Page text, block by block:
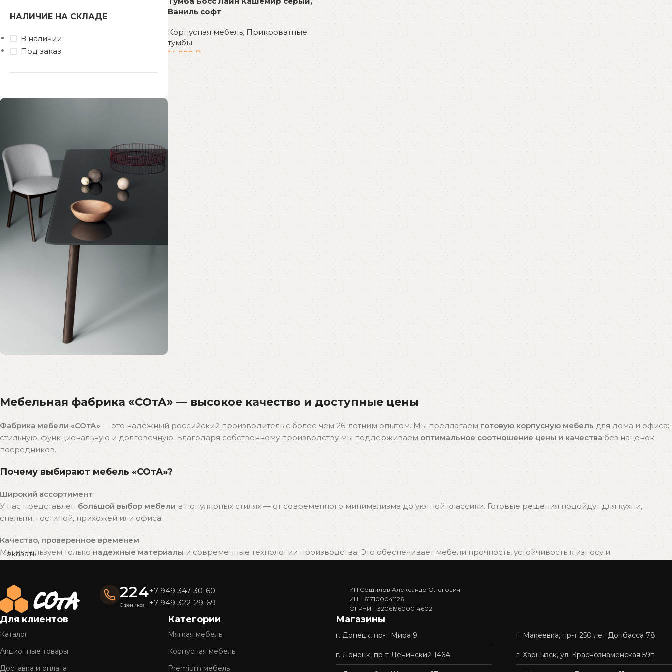
НАЛИЧИЕ НА СКЛАДЕ
В наличии
Под заказ
Распродажа
бестселлеров
Скидки на популярные модели!
К покупкам
Ваниль софт
Корпусная мебель, Прикроватные
тумбы
14 999₽
В корзину
Мебельная фабрика «СОтА» — высокое качество и доступные цены
Фабрика мебели «СОтА»— это надёжный российский производитель с более чем 26-летним опытом. Мы предлагаемготовую корпусную мебель для дома и офиса:
стильную, функциональную и долговечную. Благодаря собственному производству мы поддерживаем оптимальное соотношение цены и качествабез наценок
посредников.
Почему выбирают мебель «СОтА»?
Широкий ассортимент
У нас представлен большой выбор мебелив популярных стилях — от современного минимализма до уютной классики. Готовые решения подойдут для кухни,
спальни, гостиной, прихожей или офиса.
Качество, проверенное временем
Мы используем тольконадежные материалыи современные технологии производства. Это обеспечивает мебели прочность, устойчивость к износу и
Готовые решения — быстро и удобно
Вся мебель «СОтА» уже в наличии и готова к отправке. Вам не придётся ждать изготовления — достаточно выбрать подходящий вариант, и мы быстро организуем
доставку.
Полное обслуживание
: консультацию, доставку и профессиональную сборку мебели. Покупка у нас — это удобно, быстро и без лишних хлопот.
Более 26 лет на рынке
Показать
224
С Феникса
+7 949 347-30-60
+7 949 322-29-69
ИП Сошилов Александр Олегович
ИНН 617100041126
ОГРНИП 320619600014602
Для клиентов
Каталог
Акционные товары
Доставка и оплата
Категории
Мягкая мебель
Корпусная мебель
Premium мебель
Магазины
г. Донецк, пр-т Мира 9
г. Донецк, пр-т Ленинский 146А
г. Макеевка, пр-т 250 лет Донбасса 78
г. Харцызск, ул. Краснознаменская 59п